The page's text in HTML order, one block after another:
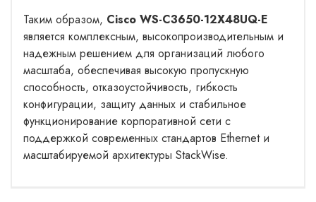
Таким образом, Cisco WS-C3650-12X48UQ-E
является комплексным, высокопроизводительным и
надежным решением для организаций любого
масштаба, обеспечивая высокую пропускную
способность, отказоустойчивость, гибкость
конфигурации, защиту данных и стабильное
функционирование корпоративной сети с
поддержкой современных стандартов Ethernet и
масштабируемой архитектуры StackWise.